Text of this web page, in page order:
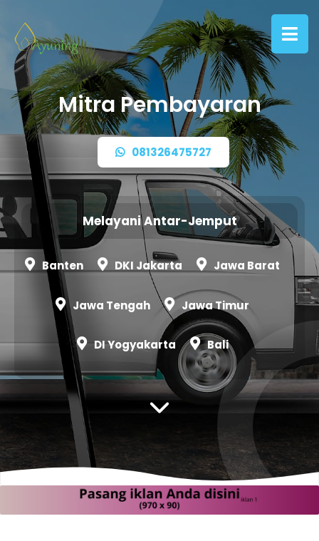
Mitra Pembayaran
081326475727
Melayani Antar-Jemput
Banten DKI Jakarta Jawa Barat
Jawa Tengah Jawa Timur
DI Yogyakarta Bali